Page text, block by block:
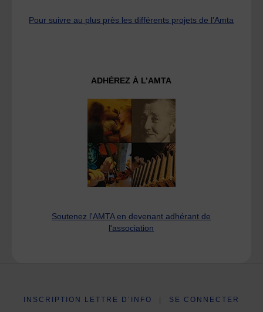
Pour suivre au plus près les différents projets de l’Amta
ADHÉREZ À L’AMTA
Soutenez l'AMTA en devenant adhérant de
l'association
INSCRIPTION LETTRE D’INFO SE CONNECTER